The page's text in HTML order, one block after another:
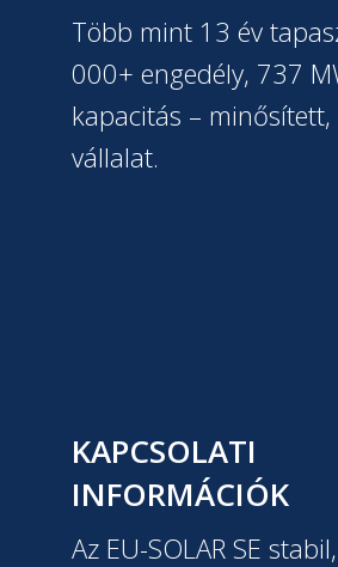
Több mint 13 év
000+ engedély, 737
kapacitás –
vállalat.
KAPCSOLATI
INFORMÁCIÓK
Az EU-SOLAR SE